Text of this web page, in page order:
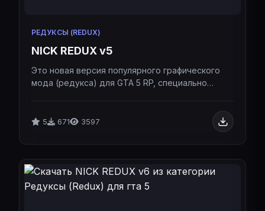
РЕДУКСЫ (REDUX)
NICK REDUX v5
Это новая версия популярного графического
мода (редукса) для GTA 5 RP, специально
популярного графического мода (редукса) для
GTA 5 RP, специально оптимизированная под
последние обновления сервера Majestic RP.
5 671 3597